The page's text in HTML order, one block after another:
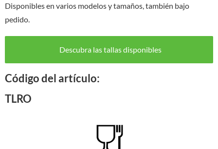
Disponibles en varios modelos y tamaños, también bajo
pedido.
Descubra las tallas disponibles
Código del artículo:
TLRO